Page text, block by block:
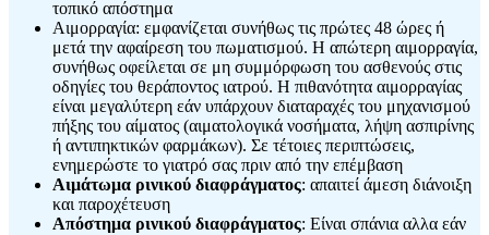
τοπικό απόστημα
Αιμορραγία: εμφανίζεται συνήθως τις πρώτες 48 ώρες ή
μετά την αφαίρεση του πωματισμού. Η απώτερη αιμορραγία,
συνήθως οφείλεται σε μη συμμόρφωση του ασθενούς στις
οδηγίες του θεράποντος ιατρού. Η πιθανότητα αιμορραγίας
είναι μεγαλύτερη εάν υπάρχουν διαταραχές του μηχανισμού
πήξης του αίματος (αιματολογικά νοσήματα, λήψη ασπιρίνης
ή αντιπηκτικών φαρμάκων). Σε τέτοιες περιπτώσεις,
ενημερώστε το γιατρό σας πριν από την επέμβαση
Αιμάτωμα ρινικού διαφράγματος: απαιτεί άμεση διάνοιξη
και παροχέτευση
Απόστημα ρινικού διαφράγματος: Είναι σπάνια αλλα εάν